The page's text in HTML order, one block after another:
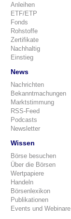
Anleihen
ETF/ETP
Fonds
Rohstoffe
Zertifikate
Nachhaltig
Einstieg
News
Nachrichten
Bekanntmachungen
Marktstimmung
RSS-Feed
Podcasts
Newsletter
Wissen
Börse besuchen
Über die Börsen
Wertpapiere
Handeln
Börsenlexikon
Publikationen
Events und Webinare